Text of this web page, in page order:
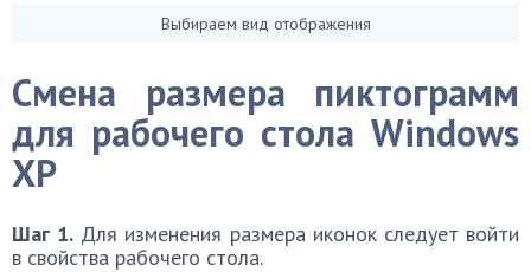
Выбираем вид отображения
Смена размера пиктограмм
для рабочего стола Windows
XP
Шаг 1. Для изменения размера иконок следует войти
в свойства рабочего стола.